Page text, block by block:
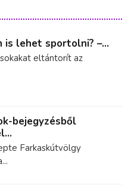
is lehet sportolni? –...
eltántorít az
bejegyzésből
Farkaskútvölgy